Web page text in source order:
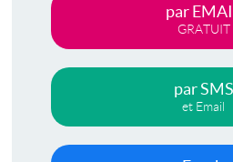
par
GRATUIT
par SMS
et Email